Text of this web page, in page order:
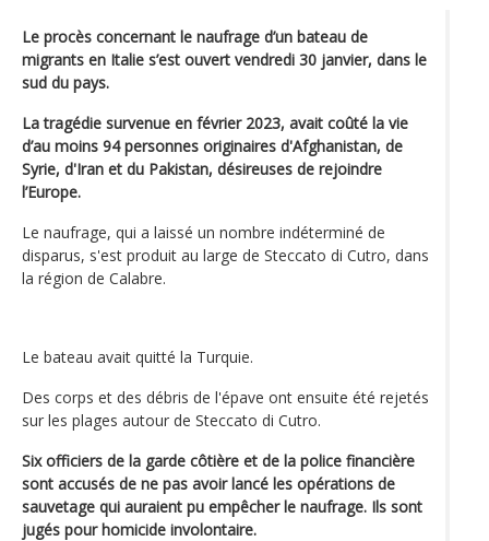
Le procès concernant le naufrage d’un bateau de
migrants en Italie s’est ouvert vendredi 30 janvier, dans le
sud du pays.
La tragédie survenue en février 2023, avait coûté la vie
d’au moins 94 personnes originaires d'Afghanistan, de
Syrie, d'Iran et du Pakistan, désireuses de rejoindre
l’Europe.
Le naufrage, qui a laissé un nombre indéterminé de
disparus, s'est produit au large de Steccato di Cutro, dans
la région de Calabre.
Le bateau avait quitté la Turquie.
Des corps et des débris de l'épave ont ensuite été rejetés
sur les plages autour de Steccato di Cutro.
Six officiers de la garde côtière et de la police financière
sont accusés de ne pas avoir lancé les opérations de
sauvetage qui auraient pu empêcher le naufrage. Ils sont
jugés pour homicide involontaire.